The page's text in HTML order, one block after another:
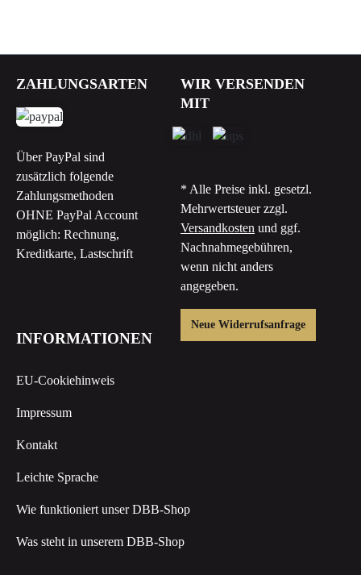
ZAHLUNGSARTEN
Über PayPal sind
zusätzlich folgende
Zahlungsmethoden
OHNE PayPal Account
möglich: Rechnung,
Kreditkarte, Lastschrift
WIR VERSENDEN
MIT
* Alle Preise inkl. gesetzl.
Mehrwertsteuer zzgl.
Versandkosten und ggf.
Nachnahmegebühren,
wenn nicht anders
angegeben.
Neue Widerrufsanfrage
INFORMATIONEN
EU-Cookiehinweis
Impressum
Kontakt
Leichte Sprache
Wie funktioniert unser DBB-Shop
Was steht in unserem DBB-Shop